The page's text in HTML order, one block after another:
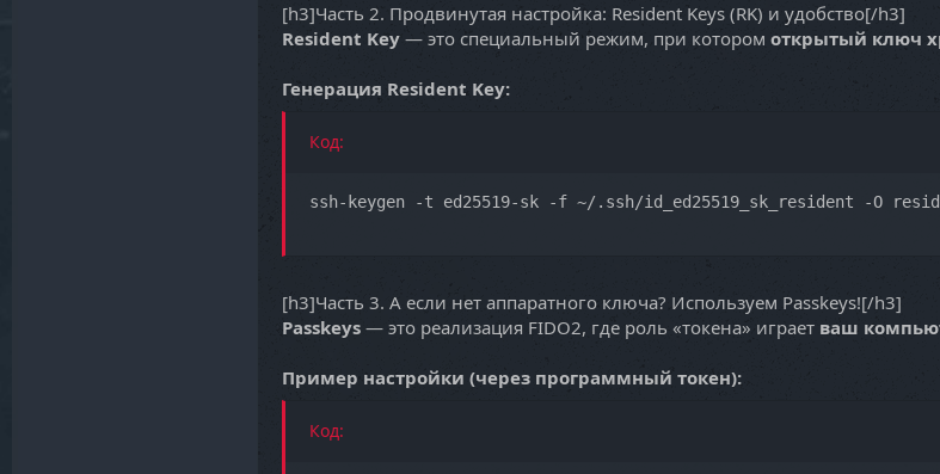
[h3]Часть 2. Продвинутая настройка: Resident Keys (RK) и удобство[/h3]
Resident Key — это специальный режим, при котором открытый ключ
Генерация Resident Key:
Код:
ssh-keygen -t ed25519-sk -f ~/.ssh/id_ed25519_sk_resident -O
[h3]Часть 3. А если нет аппаратного ключа? Используем Passkeys![/h3]
Passkeys — это реализация FIDO2, где роль «токена» играет ваш
Пример настройки (через программный токен):
Код: